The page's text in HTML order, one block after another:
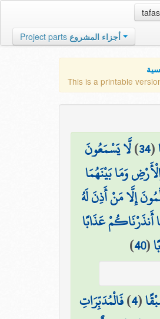
Project parts أجزاء المشروع
This is a printable
(
34
)لَّا يَسْمَعُونَ
وَمَا بَيْنَهُمَا
إِلَّا مَنْ أَذِنَ لَهُ
أَنذَرْنَاكُمْ عَذَابًا
(
40
)
(
4
)فَالْمُدَبِّرَاتِ